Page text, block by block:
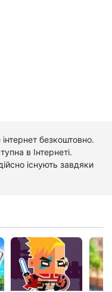
безкоштовно.
в Інтернеті.
існують завдяки